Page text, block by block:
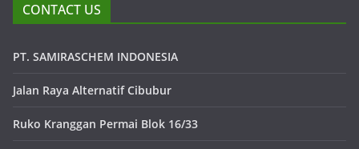
CONTACT US
PT. SAMIRASCHEM INDONESIA
Jalan Raya Alternatif Cibubur
Ruko Kranggan Permai Blok 16/33